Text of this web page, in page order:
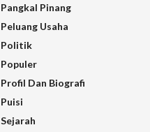
Pangkal Pinang
Peluang Usaha
Politik
Populer
Profil Dan Biografi
Puisi
Sejarah